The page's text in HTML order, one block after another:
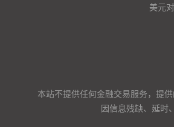
美元
本站不提供任何金融交易服务，提
因信息残缺、延时